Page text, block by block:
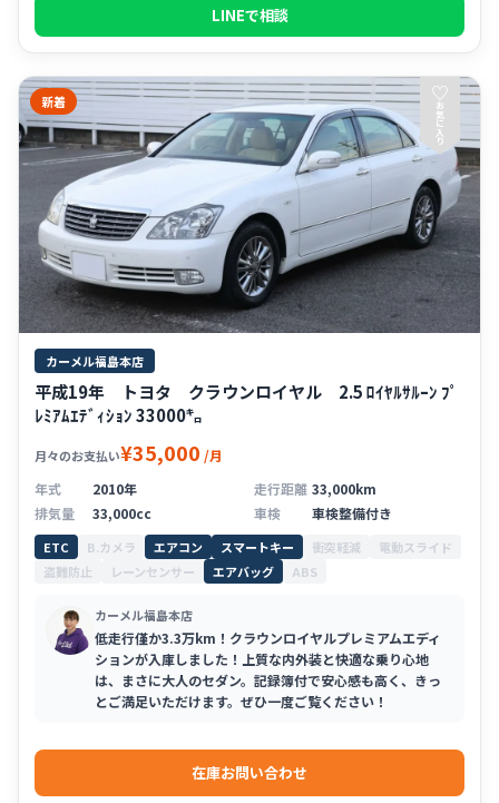
LINEで相談
新着 ♡
お
気
に
入
り
カーメル福島本店
平成19年 トヨタ クラウンロイヤル 2.5 ﾛｲﾔﾙｻﾙｰﾝ ﾌﾟ
ﾚﾐｱﾑｴﾃﾞｨｼｮﾝ 33000㌔
月々のお支払い¥35,000 /月
年式
2010年 走行距離 33,000km
排気量
33,000cc 車検 車検整備付き
ETC B.カメラ エアコン スマートキー 衝突軽減
電動スライド
盗難防止
レーンセンサー エアバッグ ABS
カーメル福島本店
低走行僅か3.3万km！クラウンロイヤルプレミアムエディ
ションが入庫しました！上質な内外装と快適な乗り心地
は、まさに大人のセダン。記録簿付で安心感も高く、きっ
とご満足いただけます。ぜひ一度ご覧ください！
在庫お問い合わせ